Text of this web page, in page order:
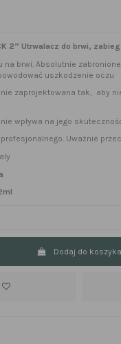
2” Utrwalacz do brwi, zabieg
na brwi. Absolutnie
uszkodzenie oczu
zaprojektowana tak, aby
wpływa na jego
Uważnie
Dodaj do koszyka